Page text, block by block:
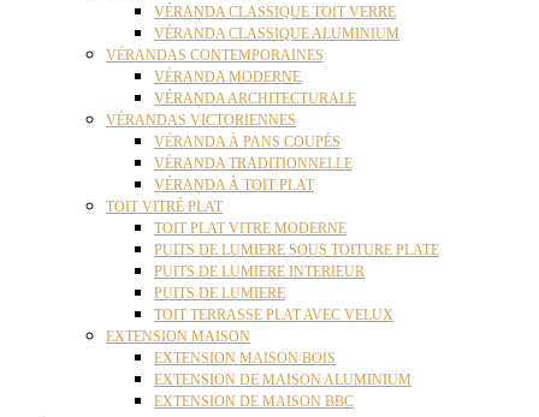
VÉRANDA CLASSIQUE TOIT VERRE
VÉRANDA CLASSIQUE ALUMINIUM
VÉRANDAS CONTEMPORAINES
VÉRANDA MODERNE
VÉRANDA ARCHITECTURALE
VÉRANDAS VICTORIENNES
VÉRANDA À PANS COUPÉS
VÉRANDA TRADITIONNELLE
VÉRANDA À TOIT PLAT
TOIT VITRÉ PLAT
TOIT PLAT VITRE MODERNE
PUITS DE LUMIERE SOUS TOITURE PLATE
PUITS DE LUMIERE INTERIEUR
PUITS DE LUMIERE
TOIT TERRASSE PLAT AVEC VELUX
EXTENSION MAISON
EXTENSION MAISON BOIS
EXTENSION DE MAISON ALUMINIUM
EXTENSION DE MAISON BBC